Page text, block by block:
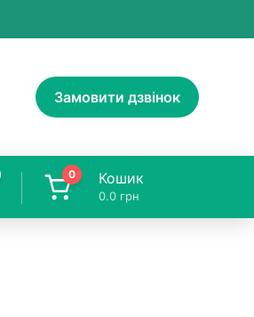
Замовити дзвінок
0 Кошик
0.0 грн